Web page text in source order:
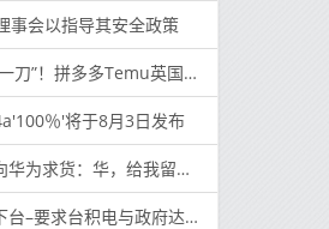
事会以指导其安全政策
拼多多Temu英国站已正式上线
％'将于8月3日发布
货：华，给我留点Mate60 Pro+
求台积电与政府达成交易的细节